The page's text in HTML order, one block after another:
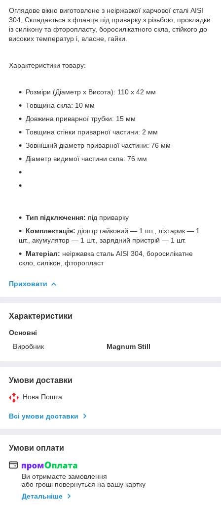
Оглядове вікно виготовлене з неіржавкої харчової сталі AISI
304, Складається з фланця під приварку з різьбою, прокладки
із силікону та фторопласту, боросилікатного скла, стійкого до
високих температур і, власне, гайки.
Характеристики товару:
Розміри (Діаметр х Висота): 110 х 42 мм
Товщина скла: 10 мм
Довжина приварної трубки: 15 мм
Товщина стінки приварної частини: 2 мм
Зовнішній діаметр приварної частини: 76 мм
Діаметр видимої частини скла: 76 мм
Тип підключення: під приварку
Комплектація: діоптр гайковий — 1 шт., ліхтарик — 1
шт., акумулятор — 1 шт., зарядний пристрій — 1 шт.
Матеріал: неіржавка сталь AISI 304, боросилікатне
скло, силікон, фторопласт
Приховати
Характеристики
Основні
Виробник
Magnum Still
Умови доставки
Нова Пошта
Всі умови доставки
Умови оплати
Ви отримаєте замовлення
або гроші повернуться на вашу картку
Детальніше